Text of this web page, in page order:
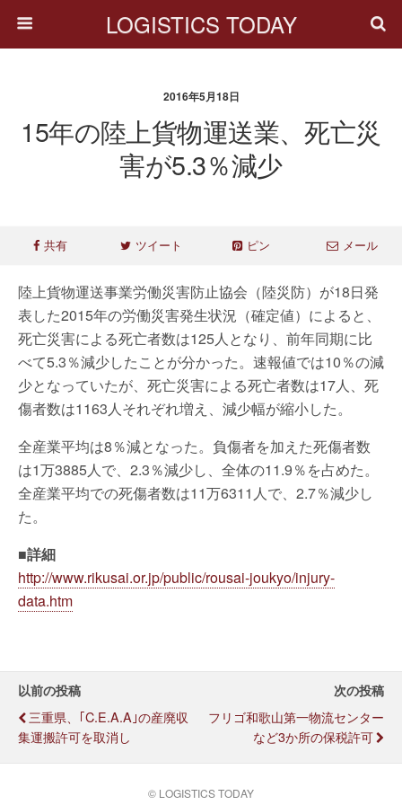
LOGISTICS TODAY
2016年5月18日
15年の陸上貨物運送業、死亡災
害が5.3％減少
共有 ツイート ピン メール
陸上貨物運送事業労働災害防止協会（陸災防）が18日発
表した2015年の労働災害発生状況（確定値）によると、
死亡災害による死亡者数は125人となり、前年同期に比
べて5.3％減少したことが分かった。速報値では10％の減
少となっていたが、死亡災害による死亡者数は17人、死
傷者数は1163人それぞれ増え、減少幅が縮小した。
全産業平均は8％減となった。負傷者を加えた死傷者数
は1万3885人で、2.3％減少し、全体の11.9％を占めた。
全産業平均での死傷者数は11万6311人で、2.7％減少し
た。
■詳細
http://www.rikusai.or.jp/public/rousai-joukyo/injury-
data.htm
以前の投稿
三重県、｢C.E.A.A｣の産廃収
集運搬許可を取消し
次の投稿
フリゴ和歌山第一物流センター
など3か所の保税許可
© LOGISTICS TODAY